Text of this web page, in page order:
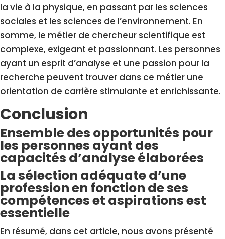
la vie à la physique, en passant par les sciences
sociales et les sciences de l’environnement. En
somme, le métier de chercheur scientifique est
complexe, exigeant et passionnant. Les personnes
ayant un esprit d’analyse et une passion pour la
recherche peuvent trouver dans ce métier une
orientation de carrière stimulante et enrichissante.
Conclusion
Ensemble des opportunités pour
les personnes ayant des
capacités d’analyse élaborées
La sélection adéquate d’une
profession en fonction de ses
compétences et aspirations est
essentielle
En résumé, dans cet article, nous avons présenté